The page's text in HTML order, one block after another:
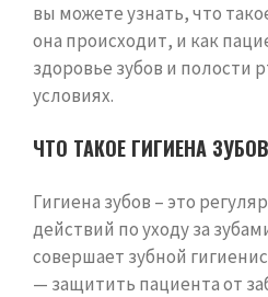
вы можете узнать, что
она происходит, и как
здоровье зубов и полости
условиях.
ЧТО ТАКОЕ ГИГИЕНА
Гигиена зубов – это
действий по уходу за
совершает зубной
— защитить пациента от